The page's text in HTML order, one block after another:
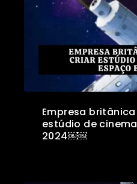
Empresa
estúdio de
2024￼￼